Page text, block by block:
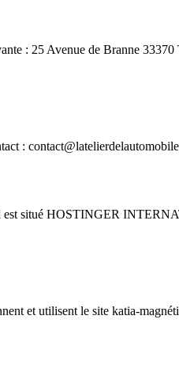
: 25 Avenue de Branne
:
est situé HOSTINGER
et utilisent le site katia-